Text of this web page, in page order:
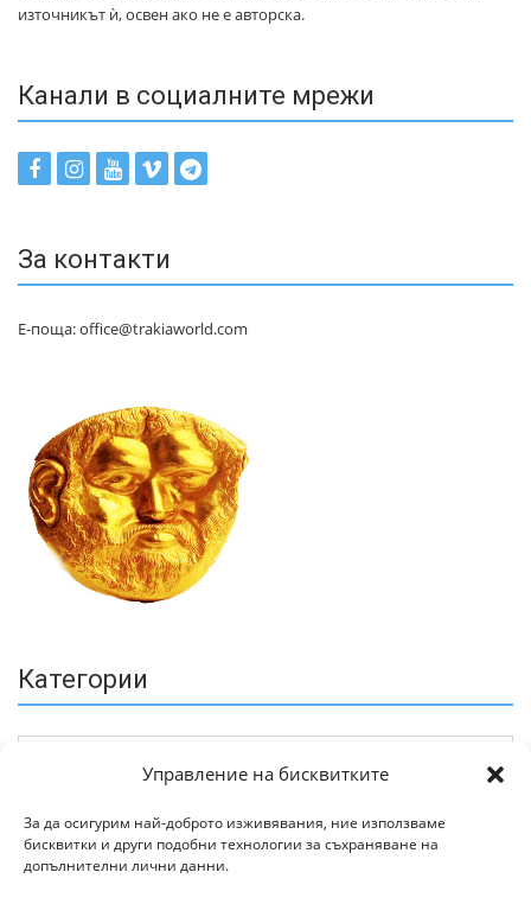
Управление на бисквитките
За да осигурим най-доброто изживявания, ние използваме
бисквитки и други подобни технологии за съхраняване на
допълнителни лични данни.
източникът ѝ, освен ако не е авторска.
Канали в социалните мрежи
За контакти
Е-поща: office@trakiaworld.com
Категории
Архив